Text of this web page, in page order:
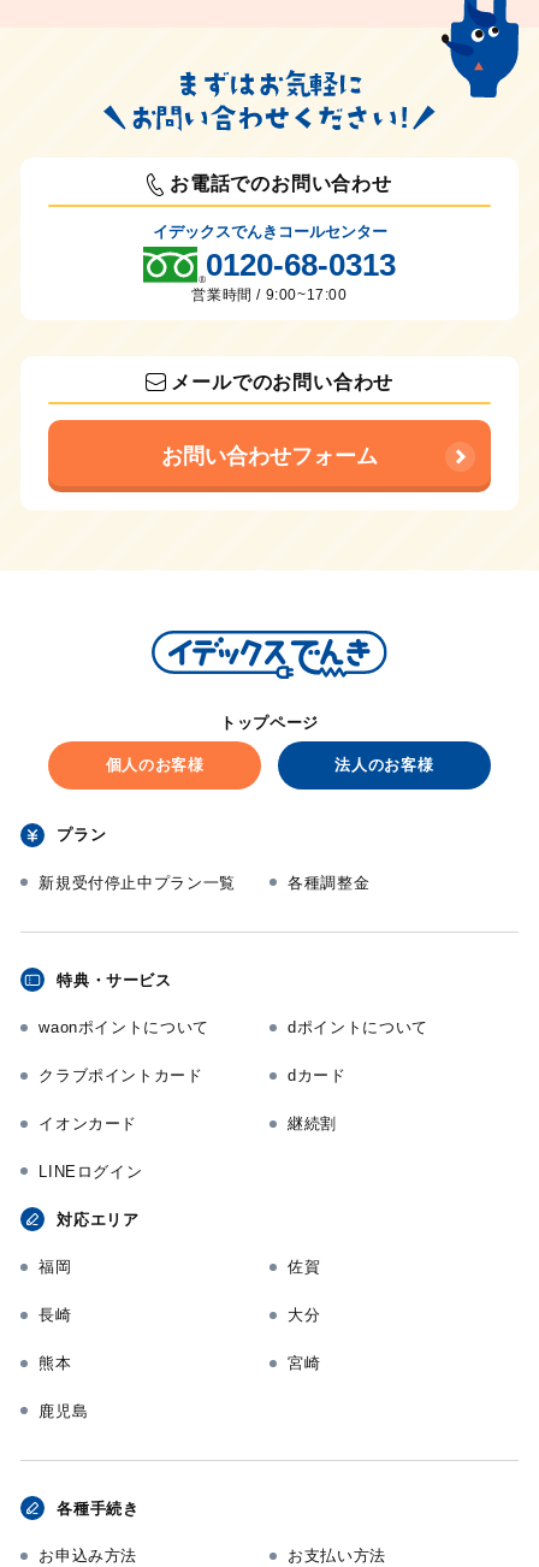
お電話でのお問い合わせ
イデックスでんきコールセンター
0120-68-0313
営業時間 / 9:00~17:00
メールでのお問い合わせ
お問い合わせフォーム
トップページ
個人のお客様 法人のお客様
プラン
新規受付停止中プラン一覧 各種調整金
特典・サービス
waonポイントについて dポイントについて
クラブポイントカード dカード
イオンカード 継続割
LINEログイン
対応エリア
福岡 佐賀
長崎 大分
熊本 宮崎
鹿児島
各種手続き
お申込み方法 お支払い方法